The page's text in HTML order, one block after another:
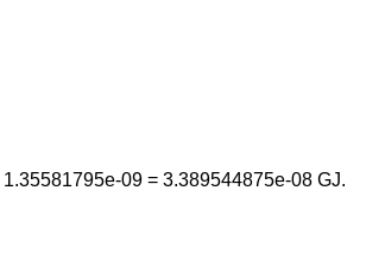
09 = 3.389544875e-08 GJ.